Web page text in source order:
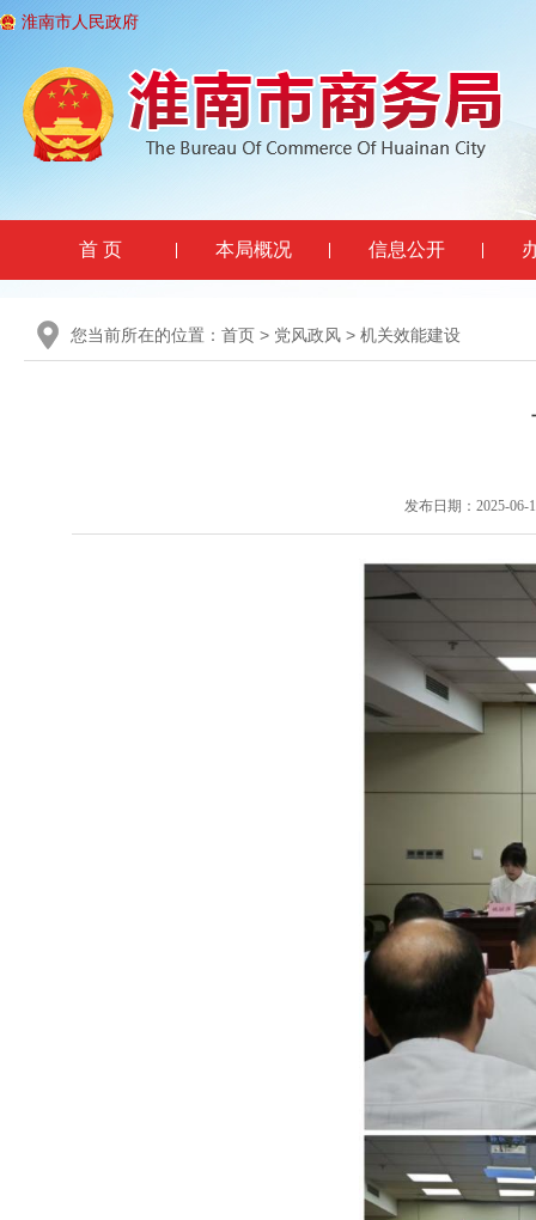
淮南市人民政府
首 页 本局概况 信息公开
您当前所在的位置： 首页 > 党风政风 > 机关效能建设
发布日期：2025-06-